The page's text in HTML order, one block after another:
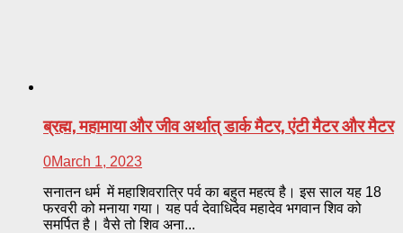
ब्रह्म, महामाया और जीव अर्थात् डार्क मैटर, एंटी मैटर और मैटर
0March 1, 2023
सनातन धर्म में महाशिवरात्रि पर्व का बहुत महत्व है। इस साल यह 18
फरवरी को मनाया गया। यह पर्व देवाधिदेव महादेव भगवान शिव को
समर्पित है। वैसे तो शिव अना...